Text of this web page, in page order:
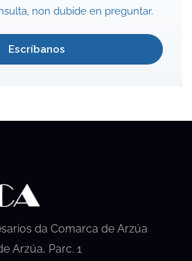
non dubide en preguntar.
Escríbanos
da Comarca de Arzúa
Arzúa, Parc. 1